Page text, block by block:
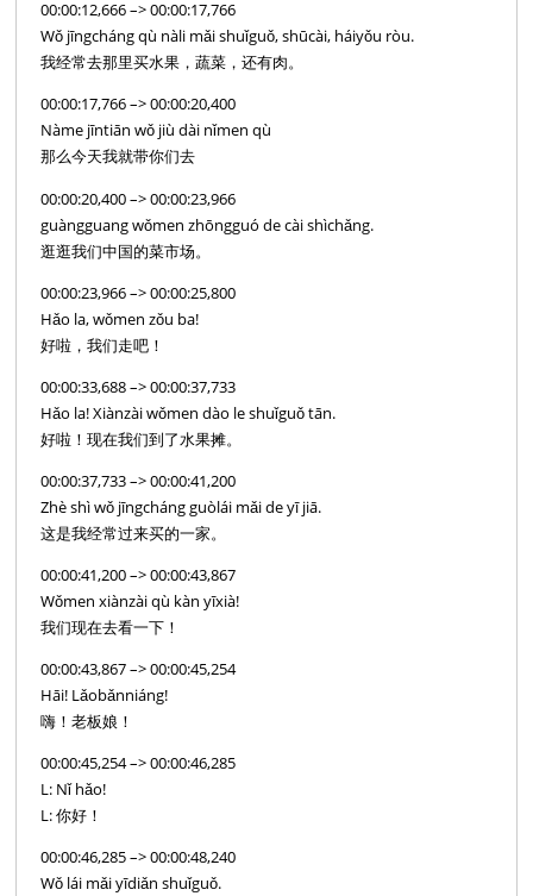
00:00:12,666 –> 00:00:17,766
Wǒ jīngcháng qù nàli mǎi shuǐguǒ, shūcài, háiyǒu ròu.
我经常去那里买水果，蔬菜，还有肉。
00:00:17,766 –> 00:00:20,400
Nàme jīntiān wǒ jiù dài nǐmen qù
那么今天我就带你们去
00:00:20,400 –> 00:00:23,966
guàngguang wǒmen zhōngguó de cài shìchǎng.
逛逛我们中国的菜市场。
00:00:23,966 –> 00:00:25,800
Hǎo la, wǒmen zǒu ba!
好啦，我们走吧！
00:00:33,688 –> 00:00:37,733
Hǎo la! Xiànzài wǒmen dào le shuǐguǒ tān.
好啦！现在我们到了水果摊。
00:00:37,733 –> 00:00:41,200
Zhè shì wǒ jīngcháng guòlái mǎi de yī jiā.
这是我经常过来买的一家。
00:00:41,200 –> 00:00:43,867
Wǒmen xiànzài qù kàn yīxià!
我们现在去看一下！
00:00:43,867 –> 00:00:45,254
Hāi! Lǎobǎnniáng!
嗨！老板娘！
00:00:45,254 –> 00:00:46,285
L: Nǐ hǎo!
L: 你好！
00:00:46,285 –> 00:00:48,240
Wǒ lái mǎi yīdiǎn shuǐguǒ.